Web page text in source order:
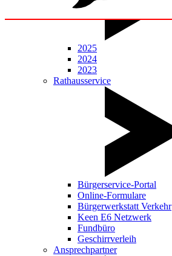
2025
2024
2023
Rathausservice
Bürgerservice-Portal
Online-Formulare
Bürgerwerkstatt Verkehr
Keen E6 Netzwerk
Fundbüro
Geschirrverleih
Ansprechpartner